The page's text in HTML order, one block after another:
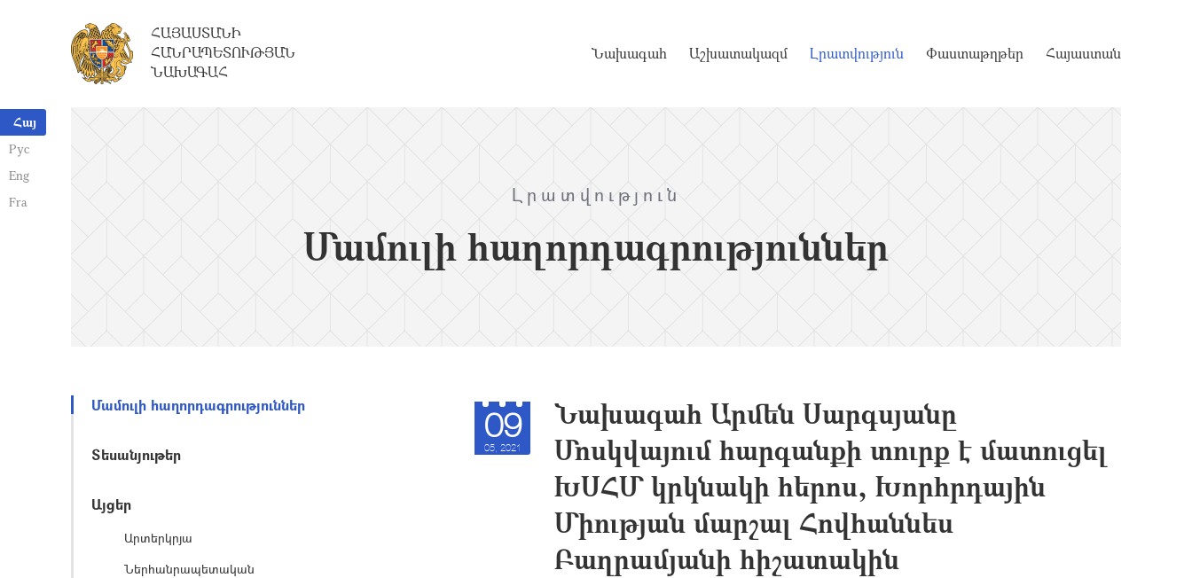
Հայ
Рус
Eng
Fra
ՀԱՅԱՍՏԱՆԻ
ՀԱՆՐԱՊԵՏՈՒԹՅԱՆ
ՆԱԽԱԳԱՀ
Նախագահ Աշխատակազմ Լրատվություն Փաստաթղթեր Հայաստան
Լրատվություն
Մամուլի հաղորդագրություններ
Մամուլի հաղորդագրություններ
Տեսանյութեր
Այցեր
Արտերկրյա
Ներհանրապետական
09
05, 2021
Նախագահ Արմեն Սարգսյանը
Մոսկվայում հարգանքի տուրք է մատուցել
ԽՍՀՄ կրկնակի հերոս, Խորհրդային
Միության մարշալ Հովհաննես
Բաղրամյանի հիշատակին